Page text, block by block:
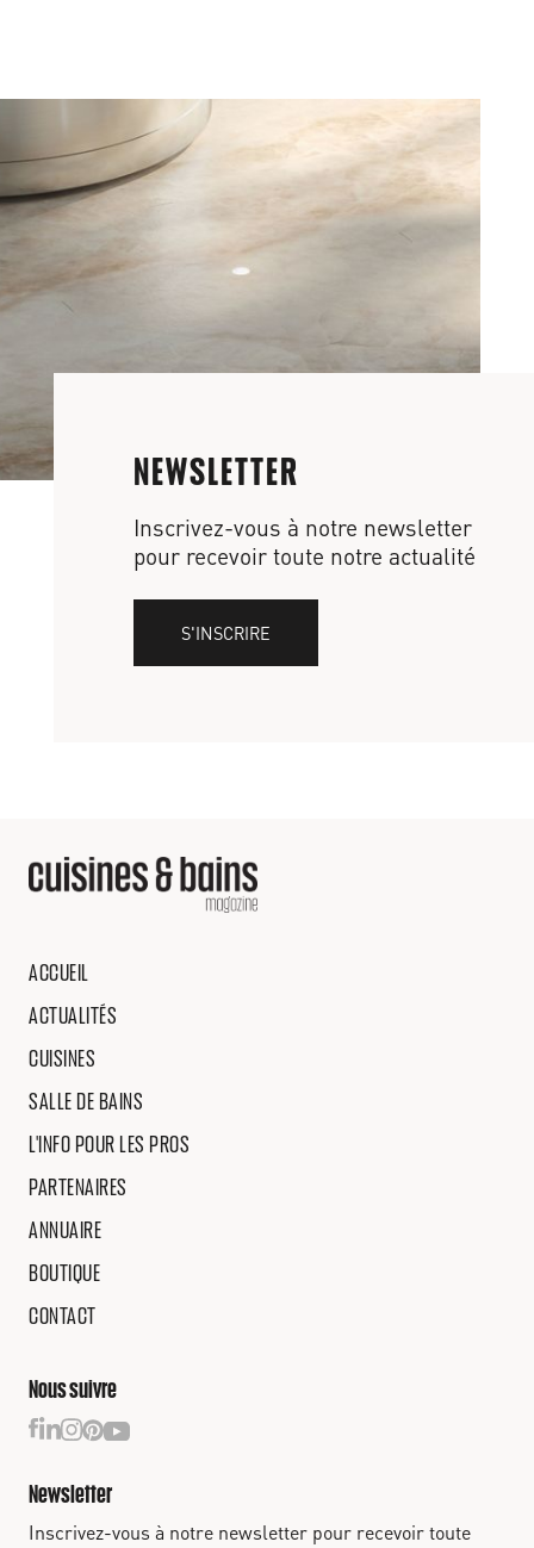
NEWSLETTER
Inscrivez-vous à notre newsletter
pour recevoir toute notre actualité
S'INSCRIRE
ACCUEIL
ACTUALITÉS
CUISINES
SALLE DE BAINS
L'INFO POUR LES PROS
PARTENAIRES
ANNUAIRE
BOUTIQUE
CONTACT
Nous suivre
Newsletter
Inscrivez-vous à notre newsletter pour recevoir toute